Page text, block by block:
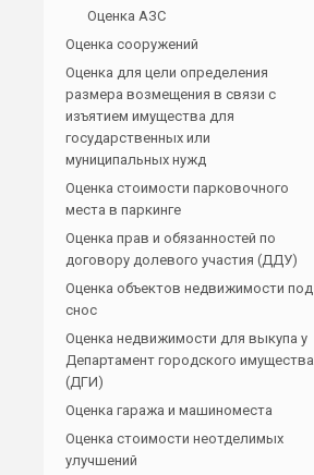
Оценка АЗС
Оценка сооружений
Оценка для цели определения
размера возмещения в связи с
изъятием имущества для
государственных или
муниципальных нужд
Оценка стоимости парковочного
места в паркинге
Оценка прав и обязанностей по
договору долевого участия (ДДУ)
Оценка объектов недвижимости под
снос
Оценка недвижимости для выкупа у
Департамент городского имущества
(ДГИ)
Оценка гаража и машиноместа
Оценка стоимости неотделимых
улучшений